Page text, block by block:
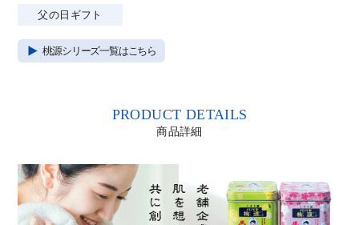
父の日ギフト
桃源シリーズ一覧はこちら
PRODUCT DETAILS
商品詳細